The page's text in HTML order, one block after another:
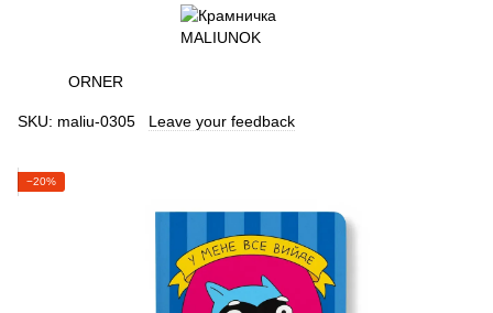
ORNER
SKU: maliu-0305 Leave your feedback
−20%